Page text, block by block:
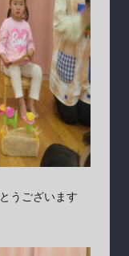
うございます